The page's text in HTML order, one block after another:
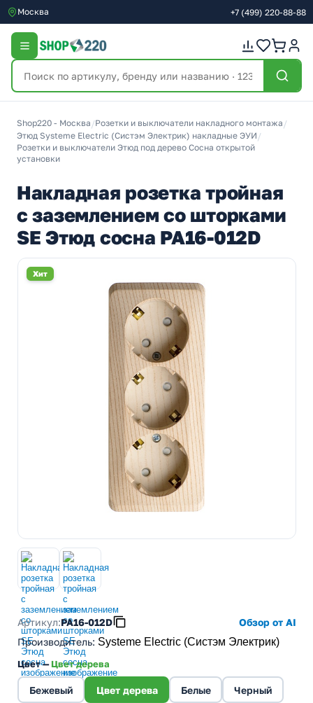
Москва +7 (499) 220-88-88
Shop220 - Москва /Розетки и выключатели накладного монтажа /
Этюд Systeme Electric (Систэм Электрик) накладные ЭУИ /
Розетки и выключатели Этюд под дерево Сосна открытой
установки
Накладная розетка тройная
с заземлением со шторками
SE Этюд сосна PA16-012D
Хит
Артикул:PA16-012D
Обзор от AI
Производитель: Systeme Electric (Систэм Электрик)
Цвет —Цвет дерева
Бежевый Цвет дерева Белые Черный